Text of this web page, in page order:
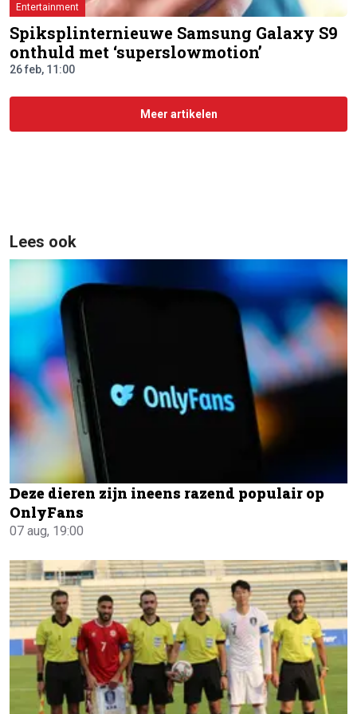
Entertainment
Spiksplinternieuwe Samsung Galaxy S9
onthuld met ‘superslowmotion’
26 feb, 11:00
Meer artikelen
Lees ook
Deze dieren zijn ineens razend populair op
OnlyFans
07 aug, 19:00